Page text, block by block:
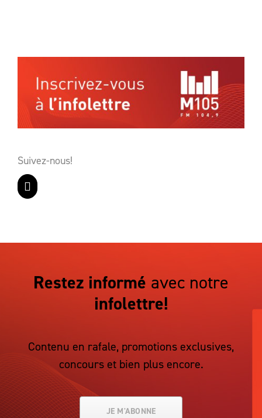
Suivez-nous!
Restez informé avec notre
infolettre!
Contenu en rafale, promotions exclusives,
concours et bien plus encore.
JE M'ABONNE